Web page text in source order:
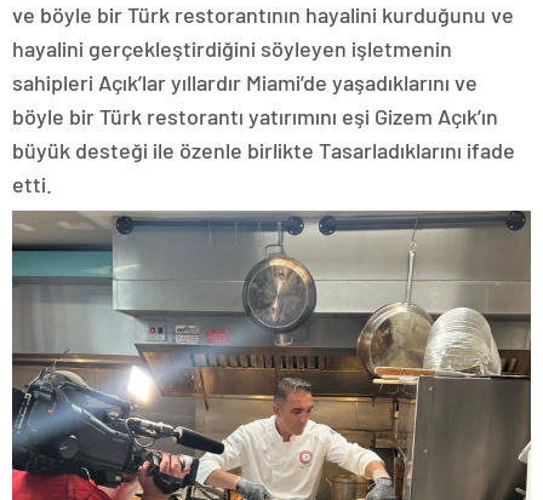
ve böyle bir Türk restorantının hayalini kurduğunu ve
hayalini gerçekleştirdiğini söyleyen işletmenin
sahipleri Açık’lar yıllardır Miami’de yaşadıklarını ve
böyle bir Türk restorantı yatırımını eşi Gizem Açık’ın
büyük desteği ile özenle birlikte Tasarladıklarını ifade
etti.